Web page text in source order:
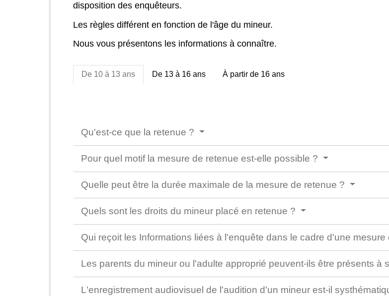
disposition des enquêteurs.
Les règles différent en fonction de l'âge du mineur.
Nous vous présentons les informations à connaître.
De 10 à 13 ans De 13 à 16 ans À partir de 16 ans
Qu'est-ce que la retenue ?
Pour quel motif la mesure de retenue est-elle possible ?
Quelle peut être la durée maximale de la mesure de retenue ?
Quels sont les droits du mineur placé en retenue ?
Qui reçoit les Informations liées à l'enquête dans le cadre d'une mesure
Les parents du mineur ou l'adulte approprié peuvent-ils être présents à
L'enregistrement audiovisuel de l'audition d'un mineur est-il